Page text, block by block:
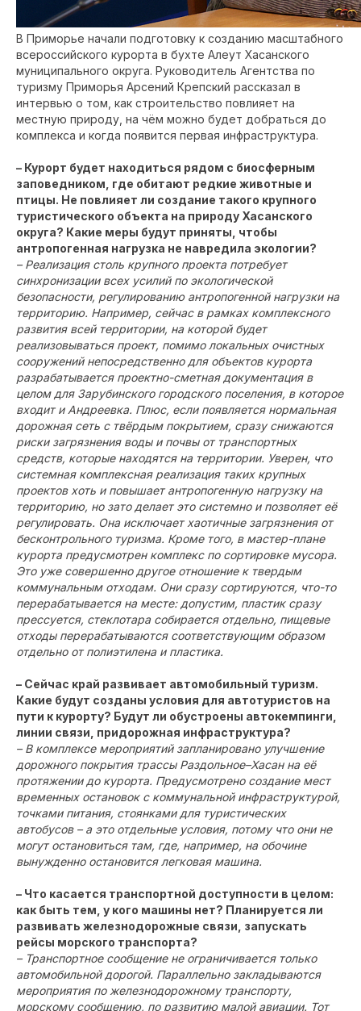
В Приморье начали подготовку к созданию масштабного
всероссийского курорта в бухте Алеут Хасанского
муниципального округа. Руководитель Агентства по
туризму Приморья Арсений Крепский рассказал в
интервью о том, как строительство повлияет на
местную природу, на чём можно будет добраться до
комплекса и когда появится первая инфраструктура.
– Курорт будет находиться рядом с биосферным
заповедником, где обитают редкие животные и
птицы. Не повлияет ли создание такого крупного
туристического объекта на природу Хасанского
округа? Какие меры будут приняты, чтобы
антропогенная нагрузка не навредила экологии?
– Реализация столь крупного проекта потребует
синхронизации всех усилий по экологической
безопасности, регулированию антропогенной нагрузки на
территорию. Например, сейчас в рамках комплексного
развития всей территории, на которой будет
реализовываться проект, помимо локальных очистных
сооружений непосредственно для объектов курорта
разрабатывается проектно-сметная документация в
целом для Зарубинского городского поселения, в которое
входит и Андреевка. Плюс, если появляется нормальная
дорожная сеть с твёрдым покрытием, сразу снижаются
риски загрязнения воды и почвы от транспортных
средств, которые находятся на территории. Уверен, что
системная комплексная реализация таких крупных
проектов хоть и повышает антропогенную нагрузку на
территорию, но зато делает это системно и позволяет её
регулировать. Она исключает хаотичные загрязнения от
бесконтрольного туризма. Кроме того, в мастер-плане
курорта предусмотрен комплекс по сортировке мусора.
Это уже совершенно другое отношение к твердым
коммунальным отходам. Они сразу сортируются, что-то
перерабатывается на месте: допустим, пластик сразу
прессуется, стеклотара собирается отдельно, пищевые
отходы перерабатываются соответствующим образом
отдельно от полиэтилена и пластика.
– Сейчас край развивает автомобильный туризм.
Какие будут созданы условия для автотуристов на
пути к курорту? Будут ли обустроены автокемпинги,
линии связи, придорожная инфраструктура?
– В комплексе мероприятий запланировано улучшение
дорожного покрытия трассы Раздольное–Хасан на её
протяжении до курорта. Предусмотрено создание мест
временных остановок с коммунальной инфраструктурой,
точками питания, стоянками для туристических
автобусов – а это отдельные условия, потому что они не
могут остановиться там, где, например, на обочине
вынужденно остановится легковая машина.
– Что касается транспортной доступности в целом:
как быть тем, у кого машины нет? Планируется ли
развивать железнодорожные связи, запускать
рейсы морского транспорта?
– Транспортное сообщение не ограничивается только
автомобильной дорогой. Параллельно закладываются
мероприятия по железнодорожному транспорту,
морскому сообщению, по развитию малой авиации. Тот